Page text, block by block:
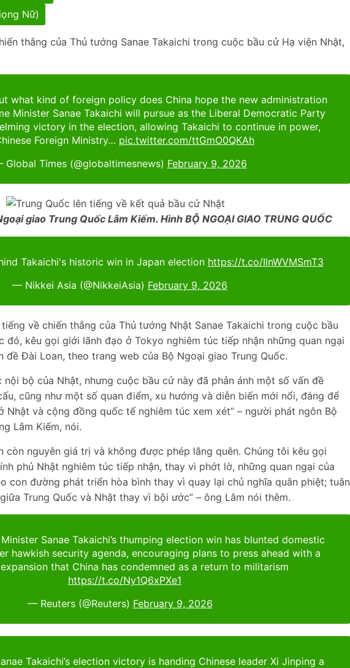
Nữ)
thắng của Thủ tướng Sanae Takaichi trong cuộc bầu cử Hạ viện Nhật,
what kind of foreign policy does China hope the new administration
Minister Sanae Takaichi will pursue as the Liberal Democratic Party
victory in the election, allowing Takaichi to continue in power,
Foreign Ministry… pic.twitter.com/ttGmO0QKAh
Global Times (@globaltimesnews) February 9, 2026
giao Trung Quốc Lâm Kiếm. Hình BỘ NGOẠI GIAO TRUNG QUỐC
Takaichi's historic win in Japan election https://t.co/IlnWVMSmT3
— Nikkei Asia (@NikkeiAsia) February 9, 2026
về chiến thắng của Thủ tướng Nhật Sanae Takaichi trong cuộc bầu
đó, kêu gọi giới lãnh đạo ở Tokyo nghiêm túc tiếp nhận những quan ngại
đề Đài Loan, theo trang web của Bộ Ngoại giao Trung Quốc.
nội bộ của Nhật, nhưng cuộc bầu cử này đã phản ánh một số vấn đề
cũng như một số quan điểm, xu hướng và diễn biến mới nổi, đáng để
Nhật và cộng đồng quốc tế nghiêm túc xem xét” – người phát ngôn Bộ
Lâm Kiếm, nói.
còn nguyên giá trị và không được phép lãng quên. Chúng tôi kêu gọi
phủ Nhật nghiêm túc tiếp nhận, thay vì phớt lờ, những quan ngại của
con đường phát triển hòa bình thay vì quay lại chủ nghĩa quân phiệt; tuân
Trung Quốc và Nhật thay vì bội ước” – ông Lâm nói thêm.
Sanae Takaichi’s thumping election win has blunted domestic
hawkish security agenda, encouraging plans to press ahead with a
that China has condemned as a return to militarism
https://t.co/Ny1Q6xPXe1
— Reuters (@Reuters) February 9, 2026
Takaichi’s election victory is handing Chinese leader Xi Jinping a